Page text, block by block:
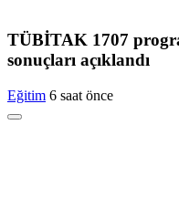
TÜBİTAK 1707
sonuçları açıklandı
Eğitim 6 saat önce